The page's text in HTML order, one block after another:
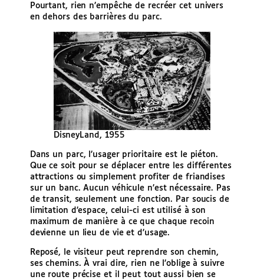
Pourtant, rien n’empêche de recréer cet univers
en dehors des barrières du parc.
DisneyLand, 1955
Dans un parc, l’usager prioritaire est le piéton.
Que ce soit pour se déplacer entre les différentes
attractions ou simplement profiter de friandises
sur un banc. Aucun véhicule n’est nécessaire. Pas
de transit, seulement une fonction. Par soucis de
limitation d’espace, celui-ci est utilisé à son
maximum de manière à ce que chaque recoin
devienne un lieu de vie et d’usage.
Reposé, le visiteur peut reprendre son chemin,
ses chemins. À vrai dire, rien ne l’oblige à suivre
une route précise et il peut tout aussi bien se